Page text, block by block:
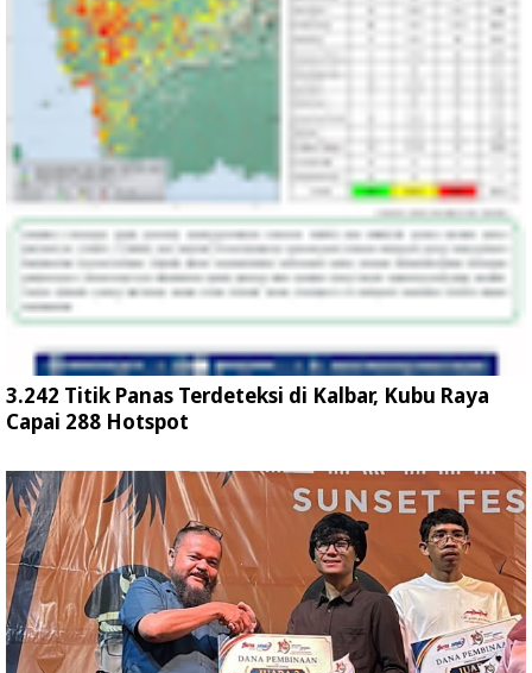
3.242 Titik Panas Terdeteksi di Kalbar, Kubu Raya
Capai 288 Hotspot